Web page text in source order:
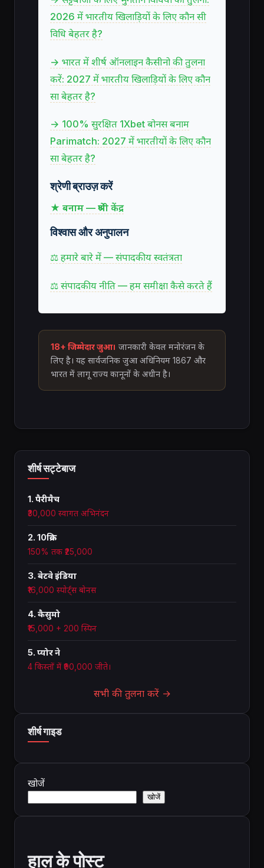
2026 में भारतीय खिलाड़ियों के लिए कौन सी
विधि बेहतर है?
→ भारत में शीर्ष ऑनलाइन कैसीनो की तुलना
करें: 2027 में भारतीय खिलाड़ियों के लिए कौन
सा बेहतर है?
→ 100% सुरक्षित 1Xbet बोनस बनाम
Parimatch: 2027 में भारतीयों के लिए कौन
सा बेहतर है?
श्रेणी ब्राउज़ करें
★ बनाम — श्रेणी केंद्र
विश्वास और अनुपालन
⚖ हमारे बारे में — संपादकीय स्वतंत्रता
⚖ संपादकीय नीति — हम समीक्षा कैसे करते हैं
18+ जिम्मेदार जुआ। जानकारी केवल मनोरंजन के
लिए है। यह सार्वजनिक जुआ अधिनियम 1867 और
भारत में लागू राज्य कानूनों के अधीन है।
शीर्ष सट्टेबाज
1. पैरीमैच
₹30,000 स्वागत अभिनंदन
2. 10क्रिक
150% तक ₹25,000
3. बेटवे इंडिया
₹16,000 स्पोर्ट्स बोनस
4. कैसुमो
₹15,000 + 200 स्पिन
5. प्योर ने
4 किस्तों में ₹90,000 जीते।
सभी की तुलना करें →
शीर्ष गाइड
खोजें
खोजें
हाल के पोस्ट